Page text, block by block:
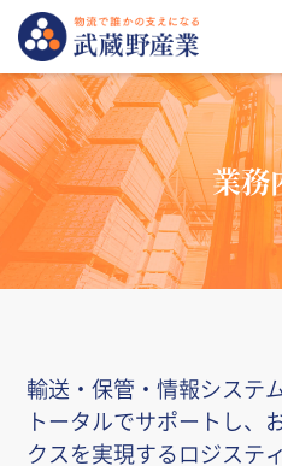
業務
輸送・保管・情報システ
トータルでサポートし​、
クスを実現する​ ロジステ